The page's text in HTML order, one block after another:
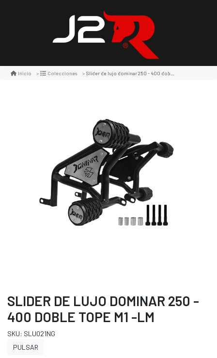
Inicio Colecciones Slider de lujo dominar 250 - 400 doble tope m1 -lm
SLIDER DE LUJO DOMINAR 250 -
400 DOBLE TOPE M1 -LM
SKU: SLU021NG
PULSAR